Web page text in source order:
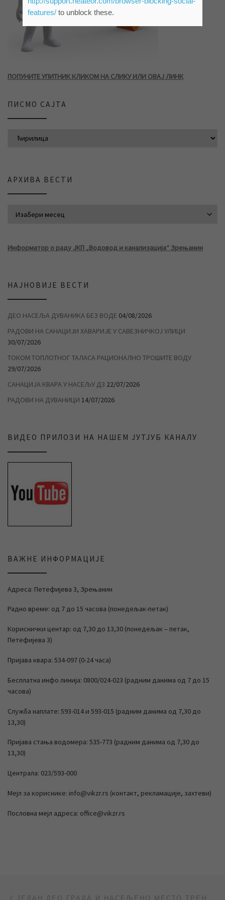
ПОПУНИТЕ УПИТНИК КЛИКОМ НА СЛИКУ ИЛИ ОВАЈ ЛИНК
ПИСМО САЈТА
АРХИВА ВЕСТИ
Информатор о раду ЈКП „Водовод и канализација“ Зрењанин
НАЈНОВИЈЕ ВЕСТИ
ДЕО НАСЕЉА ДУВАНИКА БЕЗ ВОДЕ 04/08/2026
РАДОВИ НА САНАЦИЈИ ХАВАРИЈЕ У САВЕЗНИЧКОЈ УЛИЦИ
30/07/2026
ТОКОМ ТОПЛОТНОГ ТАЛАСА РАЦИОНАЛНО ТРОШИТЕ ВОДУ
29/07/2026
САНАЦИЈА КВАРА У НАСЕЉУ Д3 22/07/2026
РАДОВИ НА ДУВАНИЦИ 14/07/2026
ВИДЕО ПРИЛОЗИ НА НАШЕМ ЈУТЈУБ КАНАЛУ
ВАЖНЕ ИНФОРМАЦИЈЕ
Адреса: Петефијева 3, Зрењанин
Радно време: од 7 до 15 часова (понедељак-петак)
Кориснички центар: од 7,30 до 13,30 (понедељак – петак,
Петефијева 3)
Пријава квара: 534-097 (0-24 часа)
Бесплатна инфо линија: 0800/024-023 (радним данима од 7 до 15
часова)
Служба наплате: 593-014 и 593-015 (радним данима од 7,30 до
13,30)
Пријава стања водомера: 535-773 (радним данима од 7,30 до
13,30)
Централа: 023/593-000
Мејл за кориснике: info@vikzr.rs (контакт, рекламације, захтеви)
Пословна мејл адреса: office@vikzr.rs
Post navigation
features/to unblock these.